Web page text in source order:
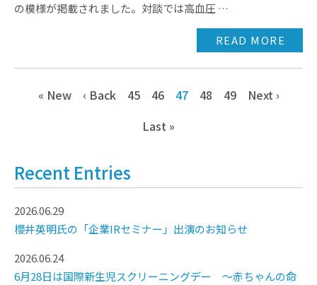
の模様が掲載されました。対談では高血圧 …
READ MORE
« New ‹ Back 45 46 47 48 49
Next ›
Last »
Recent Entries
2026.06.29
櫻井英明氏の「企業IRセミナー」出演のお知らせ
2026.06.24
6月28日は国際新生児スクリーニングデー ～赤ちゃんの命